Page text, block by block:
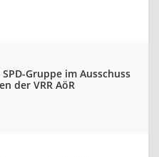
Gruppe im Ausschuss
der VRR AöR